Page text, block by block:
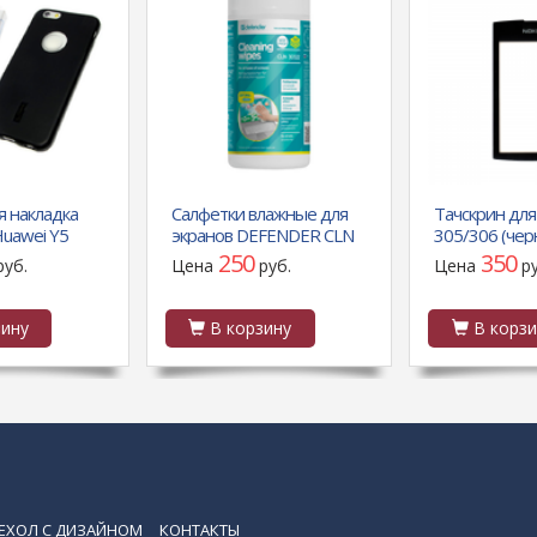
накладка
Y5
Салфетки влажные для
экранов DEFENDER CLN
30322
Цена 250руб.
В корзину
Тачскрин
305/306
Цена 350
В
С ДИЗАЙНОМ КОНТАКТЫ